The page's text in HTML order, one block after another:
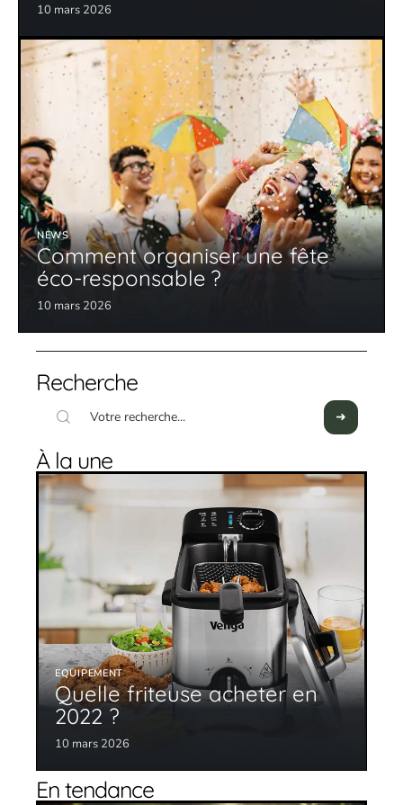
10 mars 2026
NEWS
Comment organiser une fête
éco-responsable ?
10 mars 2026
Recherche
À la une
EQUIPEMENT
Quelle friteuse acheter en
2022 ?
10 mars 2026
En tendance